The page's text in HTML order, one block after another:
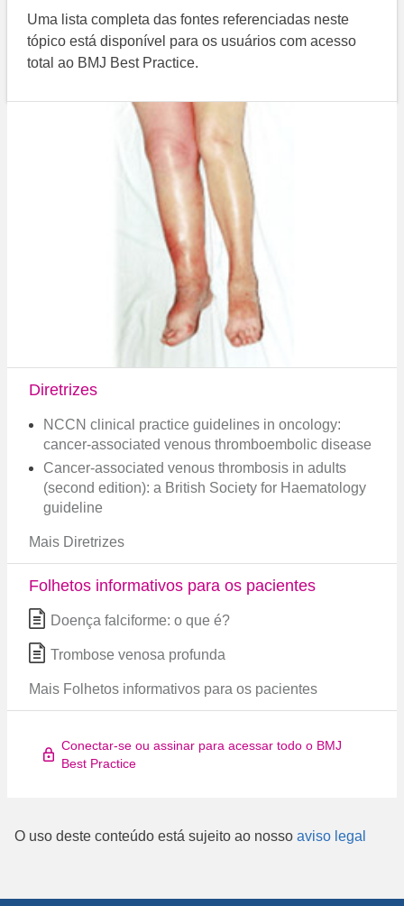
Uma lista completa das fontes referenciadas neste
tópico está disponível para os usuários com acesso
total ao BMJ Best Practice.
Diretrizes
NCCN clinical practice guidelines in oncology:
cancer-associated venous thromboembolic disease
Cancer-associated venous thrombosis in adults
(second edition): a British Society for Haematology
guideline
Mais Diretrizes
Folhetos informativos para os pacientes
Doença falciforme: o que é?
Trombose venosa profunda
Mais Folhetos informativos para os pacientes
Conectar-se ou assinar para acessar todo o BMJ
Best Practice
O uso deste conteúdo está sujeito ao nosso aviso legal